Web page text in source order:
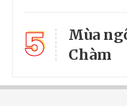
5
Mùa
Chàm